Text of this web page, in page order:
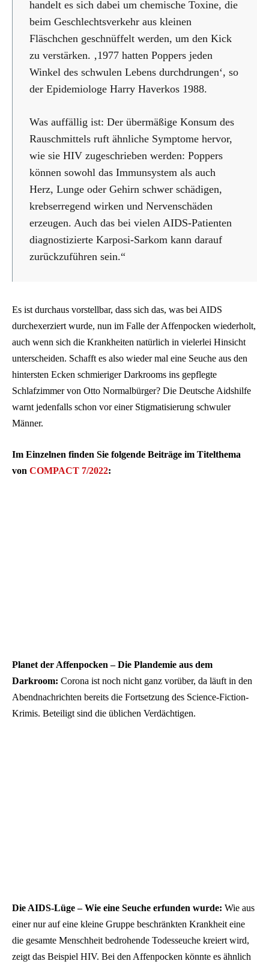
handelt es sich dabei um chemische Toxine, die
beim Geschlechtsverkehr aus kleinen
Fläschchen geschnüffelt werden, um den Kick
zu verstärken. ‚1977 hatten Poppers jeden
Winkel des schwulen Lebens durchdrungen‘, so
der Epidemiologe Harry Haverkos 1988.
Was auffällig ist: Der übermäßige Konsum des
Rauschmittels ruft ähnliche Symptome hervor,
wie sie HIV zugeschrieben werden: Poppers
können sowohl das Immunsystem als auch
Herz, Lunge oder Gehirn schwer schädigen,
krebserregend wirken und Nervenschäden
erzeugen. Auch das bei vielen AIDS-Patienten
diagnostizierte Karposi-Sarkom kann darauf
zurückzuführen sein.“
Es ist durchaus vorstellbar, dass sich das, was bei AIDS
durchexerziert wurde, nun im Falle der Affenpocken wiederholt,
auch wenn sich die Krankheiten natürlich in vielerlei Hinsicht
unterscheiden. Schafft es also wieder mal eine Seuche aus den
hintersten Ecken schmieriger Darkrooms ins gepflegte
Schlafzimmer von Otto Normalbürger? Die Deutsche Aidshilfe
warnt jedenfalls schon vor einer Stigmatisierung schwuler
Männer.
Im Einzelnen finden Sie folgende Beiträge im Titelthema
von COMPACT 7/2022:
Planet der Affenpocken – Die Plandemie aus dem
Darkroom: Corona ist noch nicht ganz vorüber, da läuft in den
Abendnachrichten bereits die Fortsetzung des Science-Fiction-
Krimis. Beteiligt sind die üblichen Verdächtigen.
Die AIDS-Lüge – Wie eine Seuche erfunden wurde: Wie aus
einer nur auf eine kleine Gruppe beschränkten Krankheit eine
die gesamte Menschheit bedrohende Todesseuche kreiert wird,
zeigt das Beispiel HIV. Bei den Affenpocken könnte es ähnlich